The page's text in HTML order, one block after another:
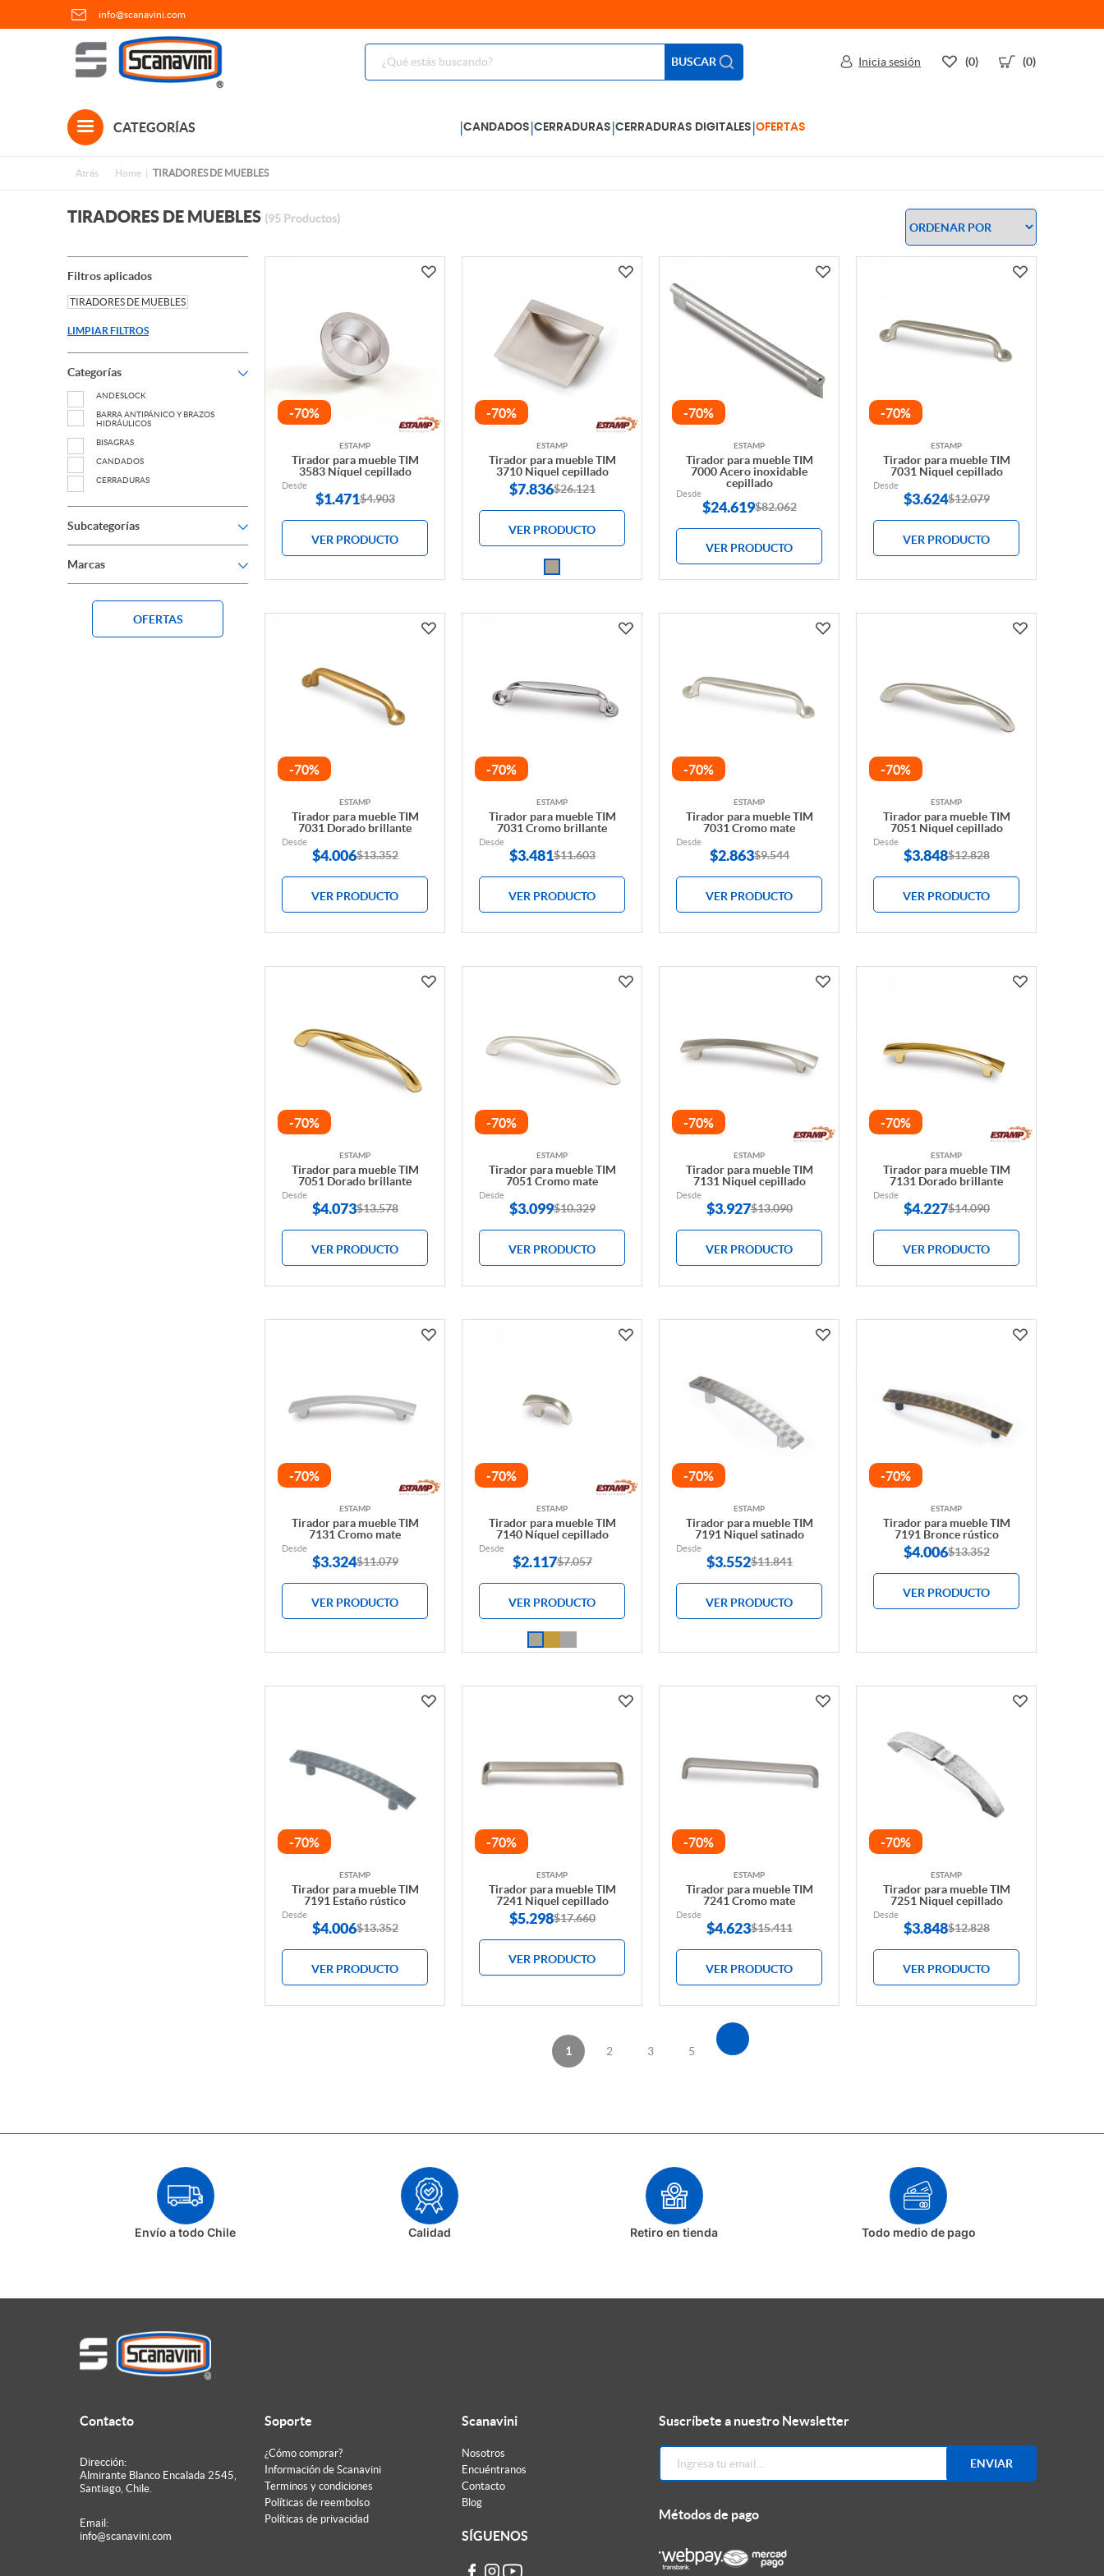
info@scanavini.com
BUSCAR
CATEGORÍAS |CANDADOS |CERRADURAS |CERRADURAS DIGITALES |OFERTAS
Inicia sesión (0) (0)
Atrás Home TIRADORES DE MUEBLES
TIRADORES DE MUEBLES (95 Productos)
Filtros aplicados
TIRADORES DE MUEBLES
LIMPIAR FILTROS
Categorías
ANDESLOCK
BARRA ANTIPÁNICO Y BRAZOS
HIDRÁULICOS
BISAGRAS
CANDADOS
CERRADURAS
Subcategorías
Marcas
OFERTAS
-70%
ESTAMP
Tirador para mueble TIM
3583 Níquel cepillado
Desde
$1.471$4.903
VER PRODUCTO
-70%
ESTAMP
Tirador para mueble TIM
3710 Niquel cepillado
$7.836$26.121
VER PRODUCTO
-70%
ESTAMP
Tirador para mueble TIM
7000 Acero inoxidable
cepillado
Desde
$24.619$82.062
VER PRODUCTO
-70%
ESTAMP
Tirador para mueble TIM
7031 Niquel cepillado
Desde
$3.624$12.079
VER PRODUCTO
-70%
ESTAMP
Tirador para mueble TIM
7031 Dorado brillante
Desde
$4.006$13.352
VER PRODUCTO
-70%
ESTAMP
Tirador para mueble TIM
7031 Cromo brillante
Desde
$3.481$11.603
VER PRODUCTO
-70%
ESTAMP
Tirador para mueble TIM
7031 Cromo mate
Desde
$2.863$9.544
VER PRODUCTO
-70%
ESTAMP
Tirador para mueble TIM
7051 Niquel cepillado
Desde
$3.848$12.828
VER PRODUCTO
-70%
ESTAMP
Tirador para mueble TIM
7051 Dorado brillante
Desde
$4.073$13.578
VER PRODUCTO
-70%
ESTAMP
Tirador para mueble TIM
7051 Cromo mate
Desde
$3.099$10.329
VER PRODUCTO
-70%
ESTAMP
Tirador para mueble TIM
7131 Niquel cepillado
Desde
$3.927$13.090
VER PRODUCTO
-70%
ESTAMP
Tirador para mueble TIM
7131 Dorado brillante
Desde
$4.227$14.090
VER PRODUCTO
-70%
ESTAMP
Tirador para mueble TIM
7131 Cromo mate
Desde
$3.324$11.079
VER PRODUCTO
-70%
ESTAMP
Tirador para mueble TIM
7140 Níquel cepillado
Desde
$2.117$7.057
VER PRODUCTO
-70%
ESTAMP
Tirador para mueble TIM
7191 Niquel satinado
Desde
$3.552$11.841
VER PRODUCTO
-70%
ESTAMP
Tirador para mueble TIM
7191 Bronce rústico
$4.006$13.352
VER PRODUCTO
-70%
ESTAMP
Tirador para mueble TIM
7191 Estaño rústico
Desde
$4.006$13.352
VER PRODUCTO
-70%
ESTAMP
Tirador para mueble TIM
7241 Niquel cepillado
$5.298$17.660
VER PRODUCTO
-70%
ESTAMP
Tirador para mueble TIM
7241 Cromo mate
Desde
$4.623$15.411
VER PRODUCTO
-70%
ESTAMP
Tirador para mueble TIM
7251 Niquel cepillado
Desde
$3.848$12.828
VER PRODUCTO
1 2 3 5
Envío a todo Chile Calidad Retiro en tienda Todo medio de pago
Contacto
Dirección:
Almirante Blanco Encalada 2545,
Santiago, Chile.
Email:
info@scanavini.com
Soporte
¿Cómo comprar?
Información de Scanavini
Terminos y condiciones
Políticas de reembolso
Políticas de privacidad
Scanavini
Nosotros
Encuéntranos
Contacto
Blog
SÍGUENOS
Suscríbete a nuestro Newsletter
ENVIAR
Métodos de pago